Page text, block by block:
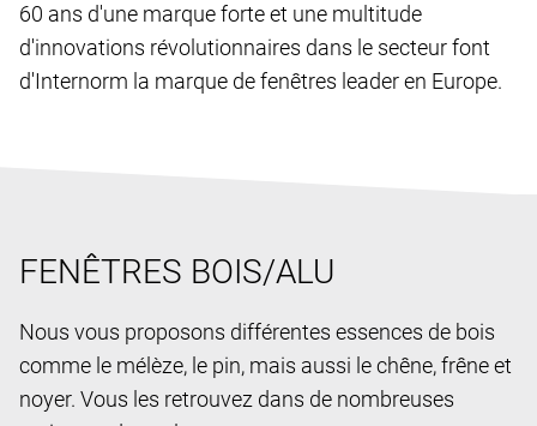
60 ans d'une marque forte et une multitude
d'innovations révolutionnaires dans le secteur font
d'Internorm la marque de fenêtres leader en Europe.
FENÊTRES BOIS/ALU
Nous vous proposons différentes essences de bois
comme le mélèze, le pin, mais aussi le chêne, frêne et
noyer. Vous les retrouvez dans de nombreuses